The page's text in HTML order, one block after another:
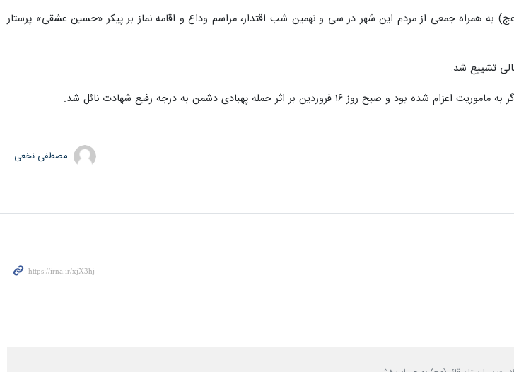
به همراه جمعی از مردم این شهر در سی و نهمین شب اقتدار، مراسم وداع و اقامه نماز بر پیکر «حسین عشقی» پرستار
تشییع شد.
بر اثر حمله پهبادی دشمن به درجه رفیع شهادت نائل شد.
مصطفی نخعی